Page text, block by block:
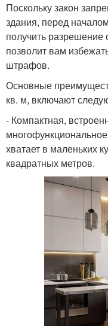
Поскольку закон
здания, перед
получить разрешение
позволит вам
штрафов.
Основные
кв. м, включают
- Компактная,
хватает в маленьких
квадратных метров.